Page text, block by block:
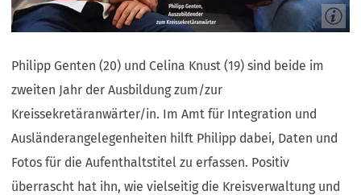
Philipp Genten (20) und Celina Knust (19) sind beide im
zweiten Jahr der Ausbildung zum/zur
Kreissekretäranwärter/in. Im Amt für Integration und
Ausländerangelegenheiten hilft Philipp dabei, Daten und
Fotos für die Aufenthaltstitel zu erfassen. Positiv
überrascht hat ihn, wie vielseitig die Kreisverwaltung und